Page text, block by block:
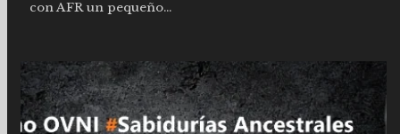
con AFR un pequeño...